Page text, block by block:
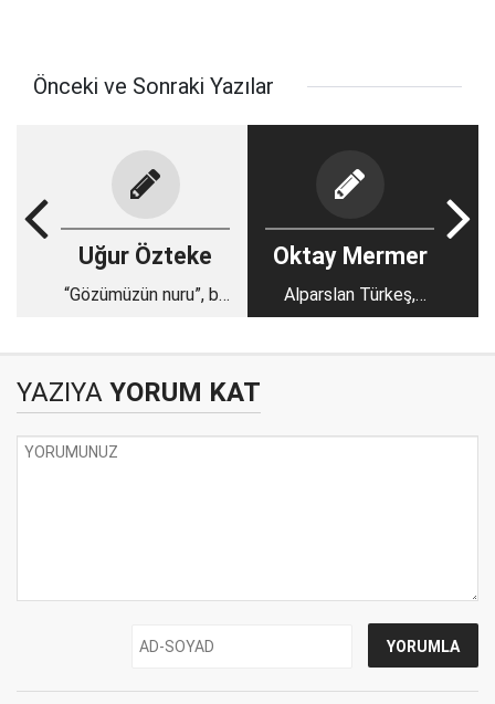
Önceki ve Sonraki Yazılar
Uğur Özteke
“Gözümüzün nuru”, bir
Oktay Mermer
Alparslan Türkeş,
Temel Görüşler isimli
YAZIYA YORUM KAT